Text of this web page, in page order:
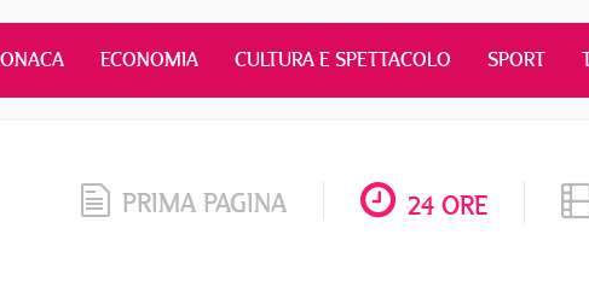
ECONOMIA CULTURA E SPETTACOLO SPORT
PRIMA PAGINA 24 ORE